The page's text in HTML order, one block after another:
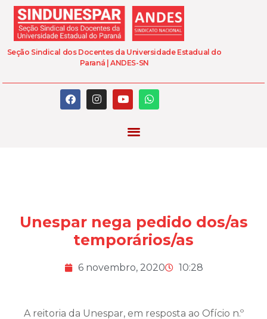
Seção Sindical dos Docentes da Universidade Estadual do
Paraná | ANDES-SN
Unespar nega pedido dos/as
temporários/as
6 novembro, 2020 10:28
A reitoria da Unespar, em resposta ao Ofício n.º